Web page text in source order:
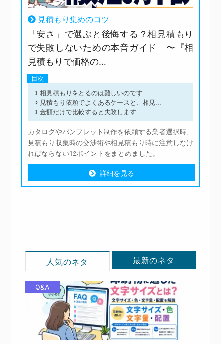
見積もり集めのコツ
「安さ」で選ぶと後悔する？相見積もり
で失敗しないための本音ガイド 〜『相
見積もりで価格の…
目次
相見積もりをとるのは難しいのです
見積もり依頼でよくあるケースと、相見...
金額だけで比較すると失敗します
カタログやパンフレット制作を依頼する業者選択時、
見積もり収集時の交渉術や相見積もり時に注意しなけ
ればならない12ポイントをまとめました。
詳細を見る
人気のネタ 最新のネタ
Q&A